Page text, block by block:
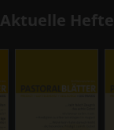
Aktuelle Hefte